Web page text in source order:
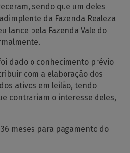
sendo que um deles
da Fazenda Realeza
lance pela Fazenda Vale do
dado o conhecimento prévio
com a elaboração dos
ativos em leilão, tendo
contrariam o interesse deles,
meses para pagamento do